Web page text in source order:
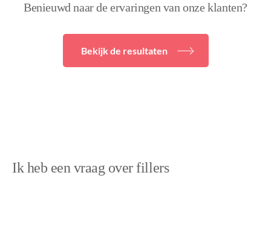
Benieuwd naar de ervaringen van onze klanten?
Bekijk de resultaten
Ik heb een vraag over fillers